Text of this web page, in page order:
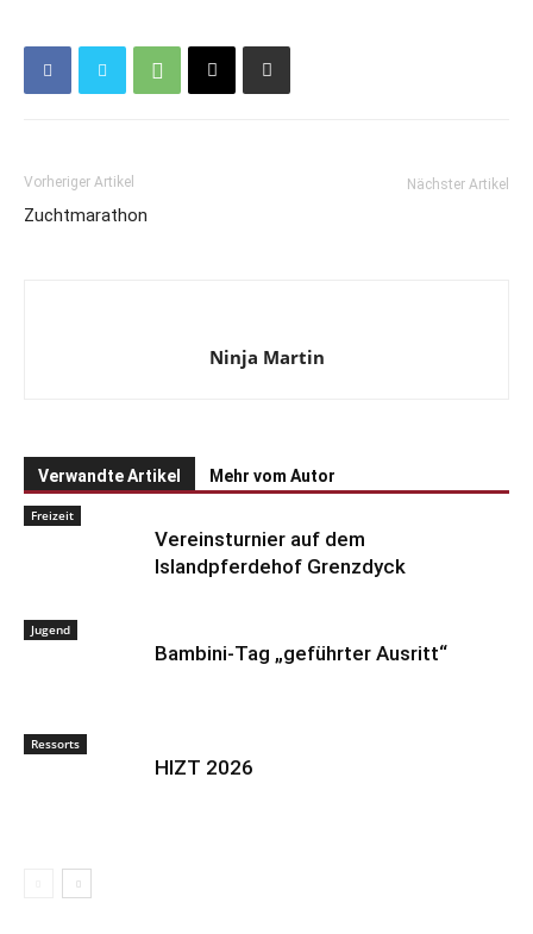
Vorheriger Artikel
Zuchtmarathon
Nächster Artikel
Ninja Martin
Verwandte Artikel Mehr vom Autor
Freizeit
Vereinsturnier auf dem
Islandpferdehof Grenzdyck
Jugend
Bambini-Tag „geführter Ausritt“
Ressorts
HIZT 2026